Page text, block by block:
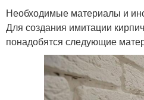
Необходимые материалы и
Для создания имитации
понадобятся следующие